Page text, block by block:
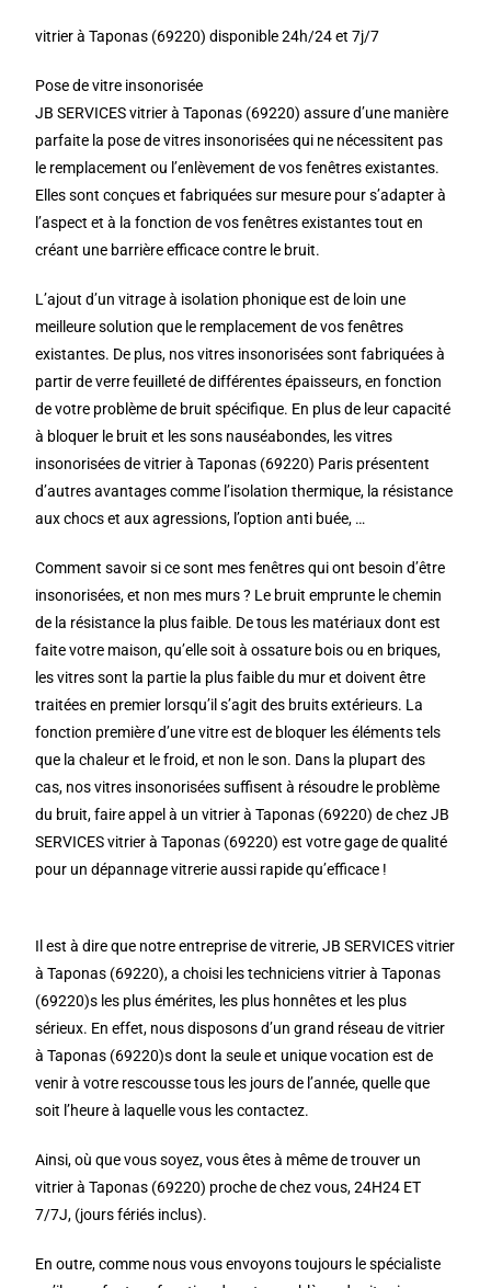
vitrier à Taponas (69220) disponible 24h/24 et 7j/7
Pose de vitre insonorisée
JB SERVICES vitrier à Taponas (69220) assure d’une manière
parfaite la pose de vitres insonorisées qui ne nécessitent pas
le remplacement ou l’enlèvement de vos fenêtres existantes.
Elles sont conçues et fabriquées sur mesure pour s’adapter à
l’aspect et à la fonction de vos fenêtres existantes tout en
créant une barrière efficace contre le bruit.
L’ajout d’un vitrage à isolation phonique est de loin une
meilleure solution que le remplacement de vos fenêtres
existantes. De plus, nos vitres insonorisées sont fabriquées à
partir de verre feuilleté de différentes épaisseurs, en fonction
de votre problème de bruit spécifique. En plus de leur capacité
à bloquer le bruit et les sons nauséabondes, les vitres
insonorisées de vitrier à Taponas (69220) Paris présentent
d’autres avantages comme l’isolation thermique, la résistance
aux chocs et aux agressions, l’option anti buée, …
Comment savoir si ce sont mes fenêtres qui ont besoin d’être
insonorisées, et non mes murs ? Le bruit emprunte le chemin
de la résistance la plus faible. De tous les matériaux dont est
faite votre maison, qu’elle soit à ossature bois ou en briques,
les vitres sont la partie la plus faible du mur et doivent être
traitées en premier lorsqu’il s’agit des bruits extérieurs. La
fonction première d’une vitre est de bloquer les éléments tels
que la chaleur et le froid, et non le son. Dans la plupart des
cas, nos vitres insonorisées suffisent à résoudre le problème
du bruit, faire appel à un vitrier à Taponas (69220) de chez JB
SERVICES vitrier à Taponas (69220) est votre gage de qualité
pour un dépannage vitrerie aussi rapide qu’efficace !
Il est à dire que notre entreprise de vitrerie, JB SERVICES vitrier
à Taponas (69220), a choisi les techniciens vitrier à Taponas
(69220)s les plus émérites, les plus honnêtes et les plus
sérieux. En effet, nous disposons d’un grand réseau de vitrier
à Taponas (69220)s dont la seule et unique vocation est de
venir à votre rescousse tous les jours de l’année, quelle que
soit l’heure à laquelle vous les contactez.
Ainsi, où que vous soyez, vous êtes à même de trouver un
vitrier à Taponas (69220) proche de chez vous, 24H24 ET
7/7J, (jours fériés inclus).
En outre, comme nous vous envoyons toujours le spécialiste